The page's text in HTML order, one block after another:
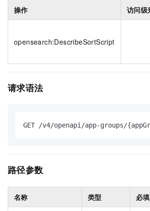
操作 访问级
opensearch:DescribeSortScript
请求语法
GET /v4/openapi/app-groups/
路径参数
名称 类型 必填